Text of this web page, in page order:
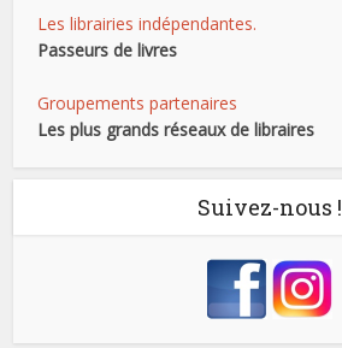
Les librairies indépendantes.
Passeurs de livres
Groupements partenaires
Les plus grands réseaux de libraires
Suivez-nous !